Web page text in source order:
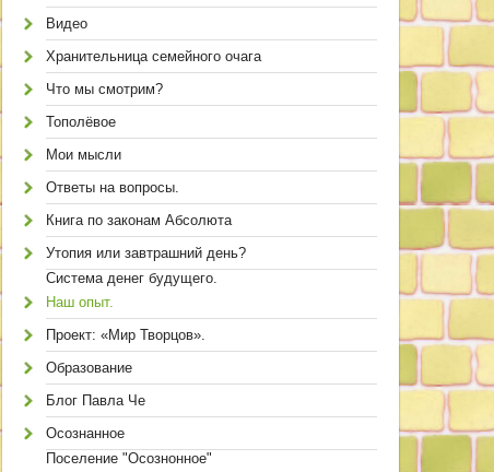
Видео
Хранительница семейного очага
Что мы смотрим?
Тополёвое
Мои мысли
Ответы на вопросы.
Книга по законам Абсолюта
Утопия или завтрашний день?
Система денег будущего.
Наш опыт.
Проект: «Мир Творцов».
Образование
Блог Павла Че
Осознанное
Поселение "Осознонное"